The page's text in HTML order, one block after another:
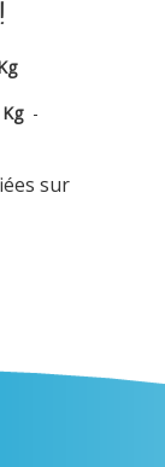
-
sur